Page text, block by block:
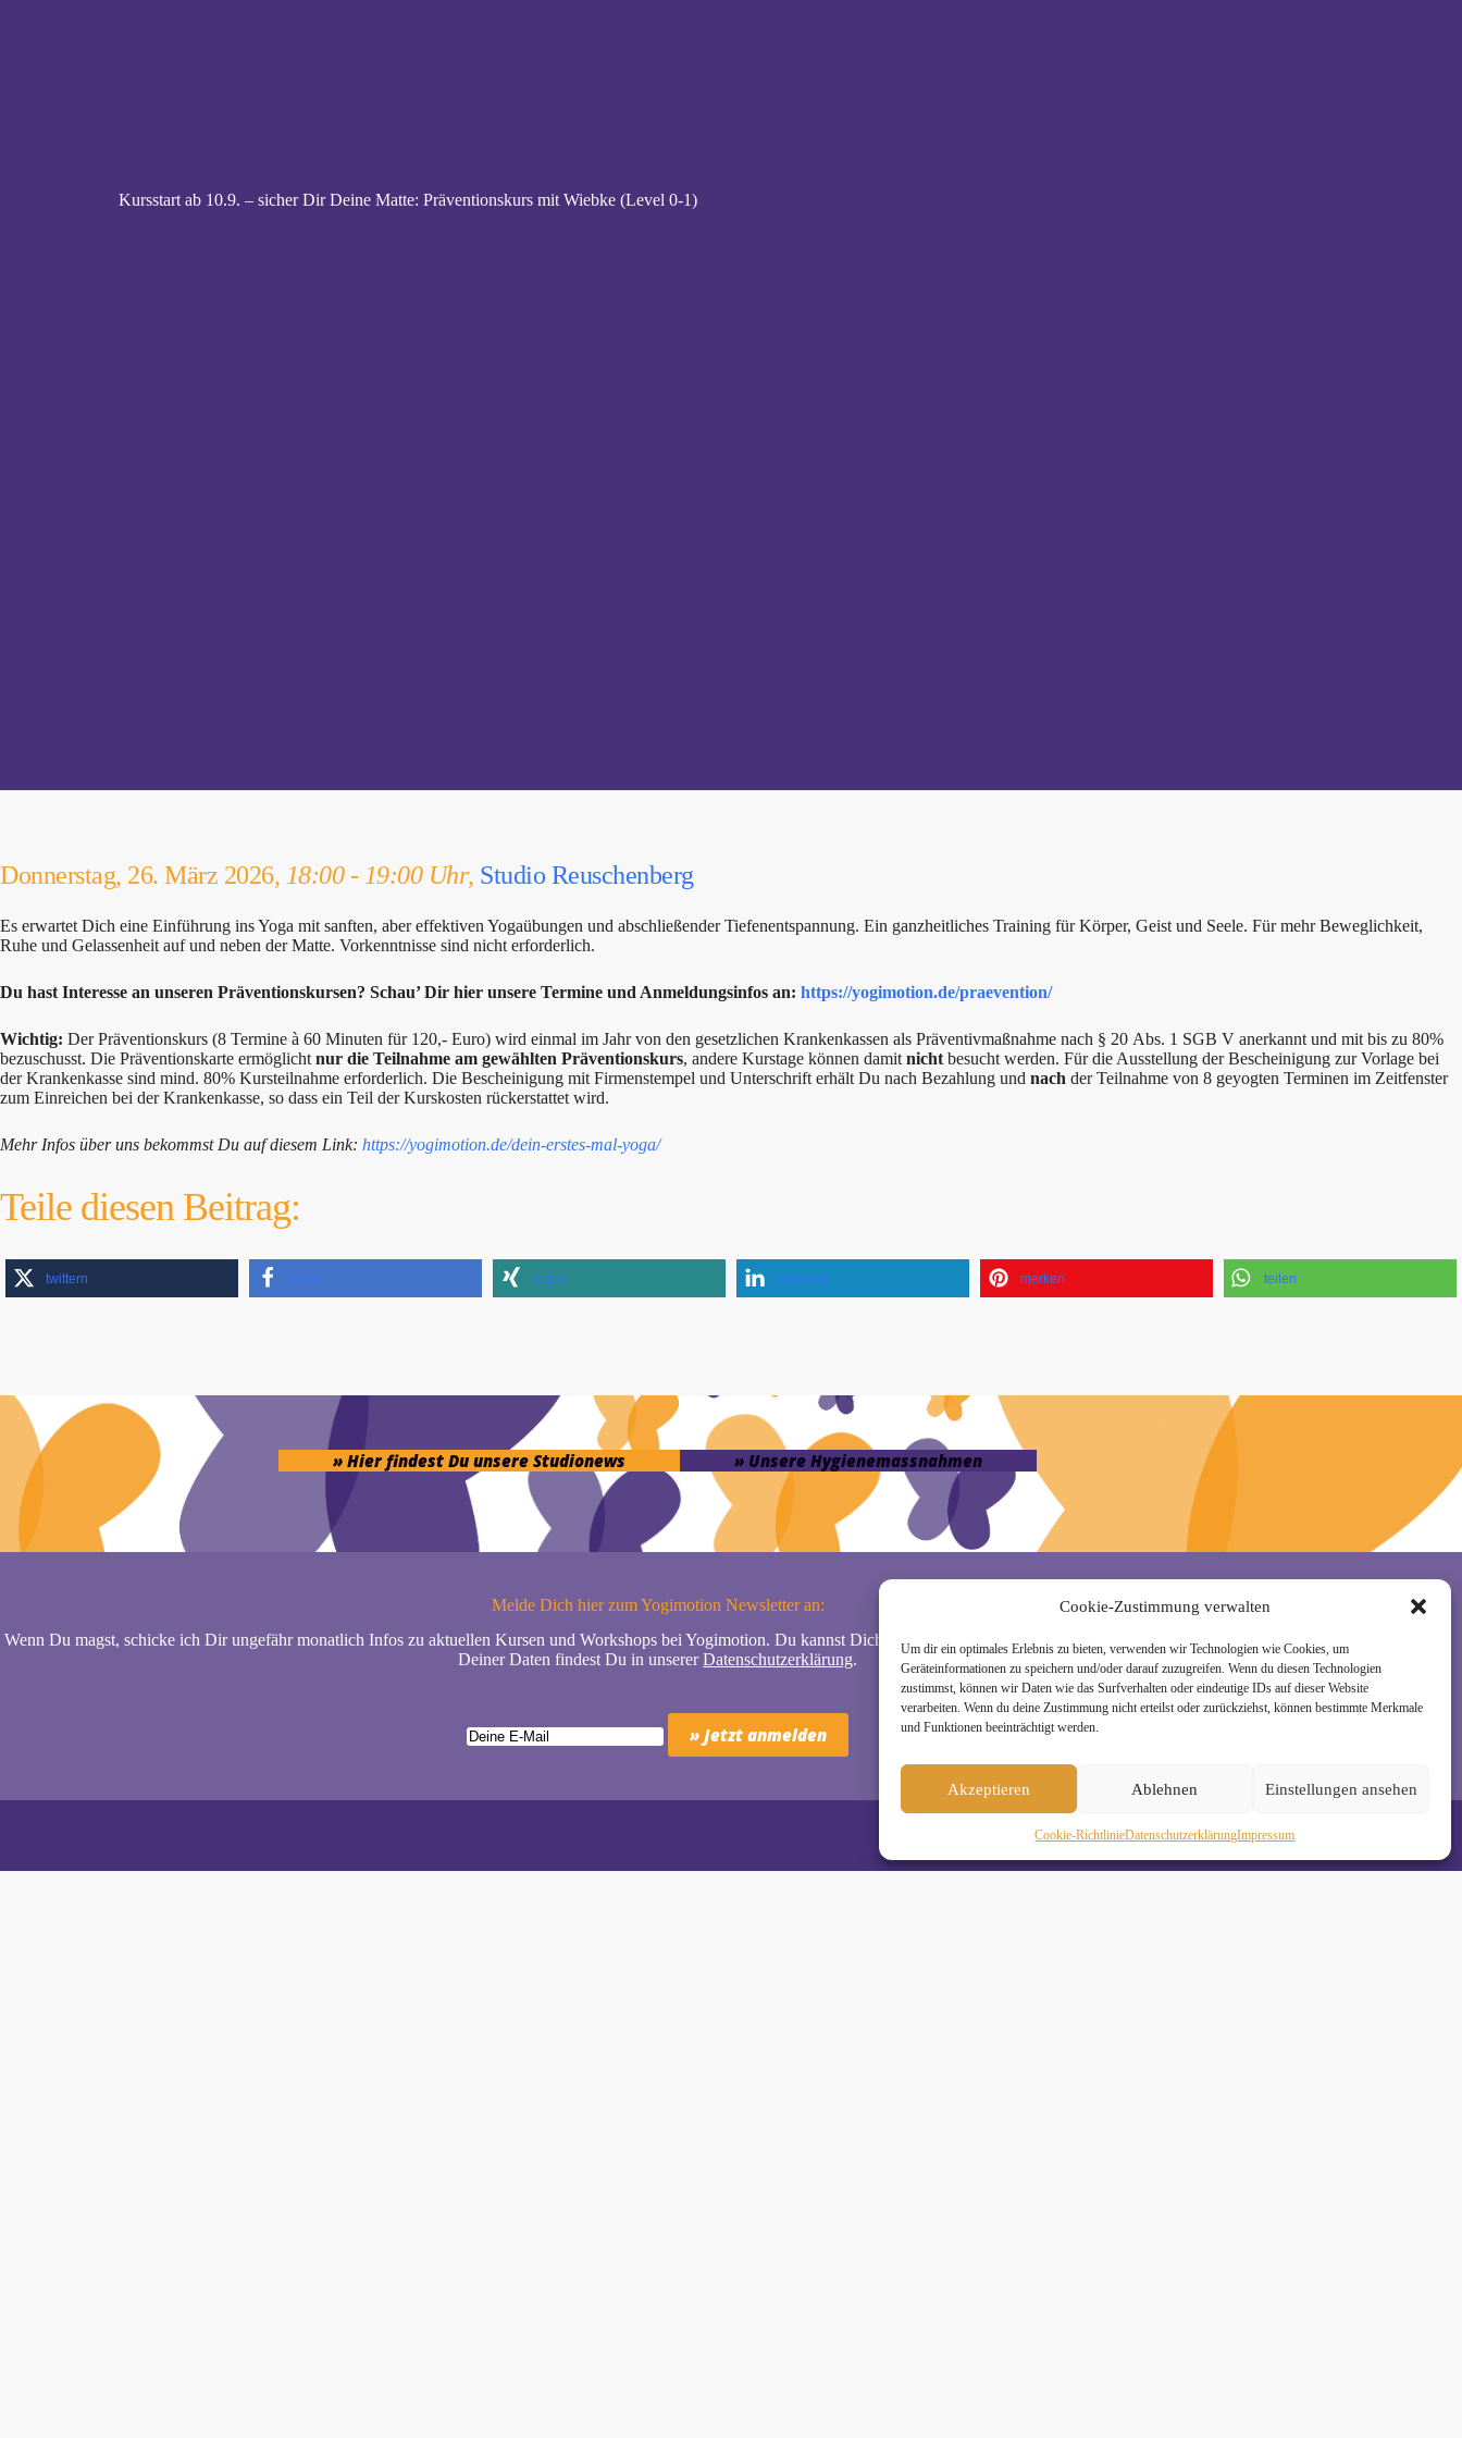
Cookie-Zustimmung verwalten
Um dir ein optimales Erlebnis zu bieten, verwenden wir Technologien wie Cookies, um
Geräteinformationen zu speichern und/oder darauf zuzugreifen. Wenn du diesen Technologien
zustimmst, können wir Daten wie das Surfverhalten oder eindeutige IDs auf dieser Website
verarbeiten. Wenn du deine Zustimmung nicht erteilst oder zurückziehst, können bestimmte Merkmale
und Funktionen beeinträchtigt werden.
Akzeptieren Ablehnen Einstellungen ansehen
Cookie-RichtlinieDaten­schutz­erklä­rungImpressum
Kursstart ab 10.9. – sicher Dir Deine Matte: Präventionskurs mit Wiebke (Level 0-1)
Donnerstag, 26. März 2026, 18:00 - 19:00 Uhr, Studio Reuschenberg
Es erwartet Dich eine Einführung ins Yoga mit sanften, aber effektiven Yogaübungen und abschließender Tiefenentspannung. Ein ganzheitliches Training für Körper, Geist und Seele. Für mehr Beweglichkeit,
Ruhe und Gelassenheit auf und neben der Matte. Vorkenntnisse sind nicht erforderlich.
Du hast Interesse an unseren Präventionskursen? Schau’ Dir hier unsere Termine und Anmeldungsinfos an: https://yogimotion.de/praevention/
Wichtig: Der Präventionskurs (8 Termine à 60 Minuten für 120,- Euro) wird einmal im Jahr von den gesetzlichen Krankenkassen als Präventivmaßnahme nach § 20 Abs. 1 SGB V anerkannt und mit bis zu 80%
bezuschusst. Die Präventionskarte ermöglicht nur die Teilnahme am gewählten Präventionskurs, andere Kurstage können damit nicht besucht werden. Für die Ausstellung der Bescheinigung zur Vorlage bei
der Krankenkasse sind mind. 80% Kursteilnahme erforderlich. Die Bescheinigung mit Firmenstempel und Unterschrift erhält Du nach Bezahlung und nach der Teilnahme von 8 geyogten Terminen im Zeitfenster
zum Einreichen bei der Krankenkasse, so dass ein Teil der Kurskosten rückerstattet wird.
Mehr Infos über uns bekommst Du auf diesem Link: https://yogimotion.de/dein-erstes-mal-yoga/
Teile diesen Beitrag:
twittern teilen teilen mitteilen merken teilen
» Hier findest Du unsere Studionews » Unsere Hygienemassnahmen
Melde Dich hier zum Yogimotion Newsletter an:
Wenn Du magst, schicke ich Dir ungefähr monatlich Infos zu aktuellen Kursen und Workshops bei Yogimotion. Du kannst Dich natürlich jederzeit wieder abmelden. Alle Details zur Nutzung
Deiner Daten findest Du in unsererDatenschutzerklärung.